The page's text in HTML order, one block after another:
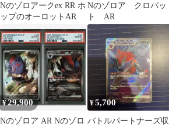
Nのゾロアークex RR ホ
ップのオーロットAR
Nのゾロア クロバッ
ト AR
¥29,900
Nのゾロア AR Nのゾロ
¥5,700
バトルパートナーズ収